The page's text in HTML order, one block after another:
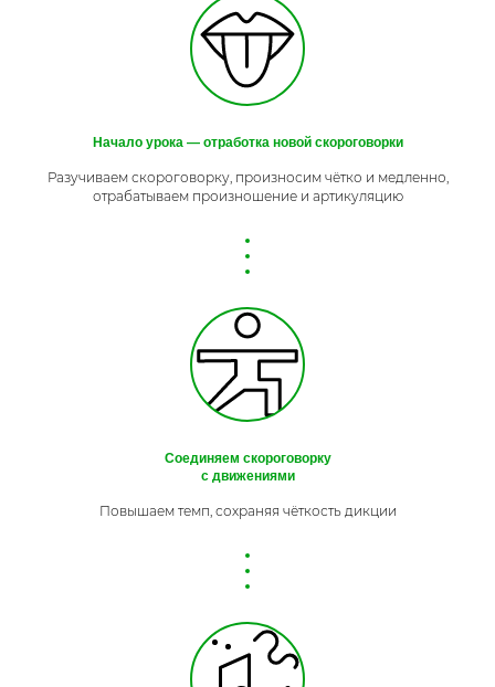
Начало урока — отработка новой скороговорки
Разучиваем скороговорку, произносим чётко и медленно,
отрабатываем произношение и артикуляцию
Соединяем скороговорку
с движениями
Повышаем темп, сохраняя чёткость дикции